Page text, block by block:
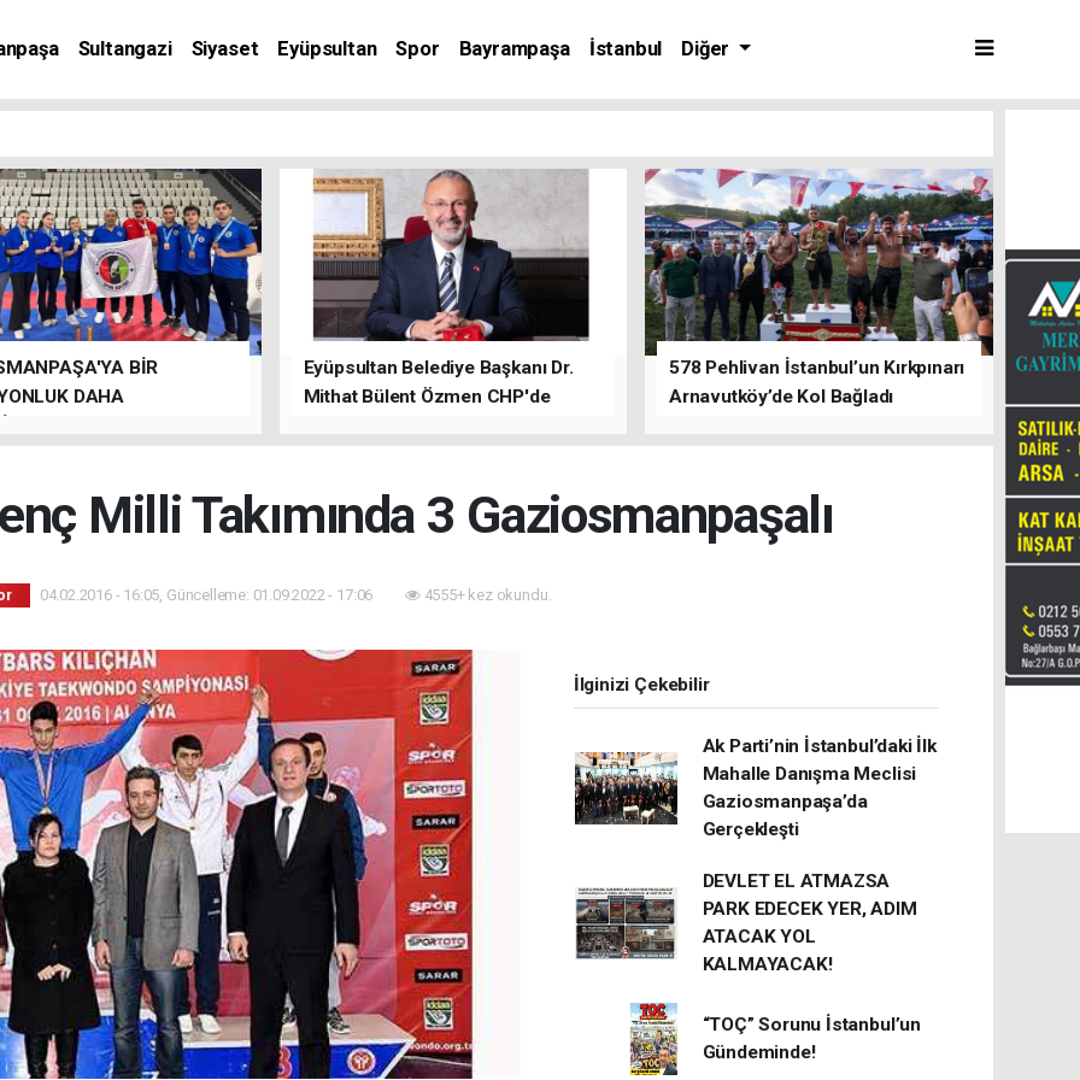
Sultangazi Siyaset Eyüpsultan Spor Bayrampaşa İstanbul Diğer
BİR
DAHA
Eyüpsultan Belediye Başkanı Dr.
Mithat Bülent Özmen CHP'de
578 Pehlivan İstanbul’un Kırkpınarı
Arnavutköy’de Kol Bağladı
Milli Takımında 3 Gaziosmanpaşalı
04.02.2016 - 16:05, Güncelleme: 01.09.2022 - 17:06 4555+ kez okundu.
İlginizi Çekebilir
Ak Parti’nin İstanbul’daki İlk
Mahalle Danışma Meclisi
Gaziosmanpaşa’da
Gerçekleşti
DEVLET EL ATMAZSA
PARK EDECEK YER, ADIM
ATACAK YOL
KALMAYACAK!
“TOÇ” Sorunu İstanbul’un
Gündeminde!